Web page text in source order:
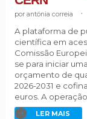
antónia correia
A plataforma de
científica em
Comissão
se para iniciar
orçamento de
2026-2031 e
euros. A
LER MAIS